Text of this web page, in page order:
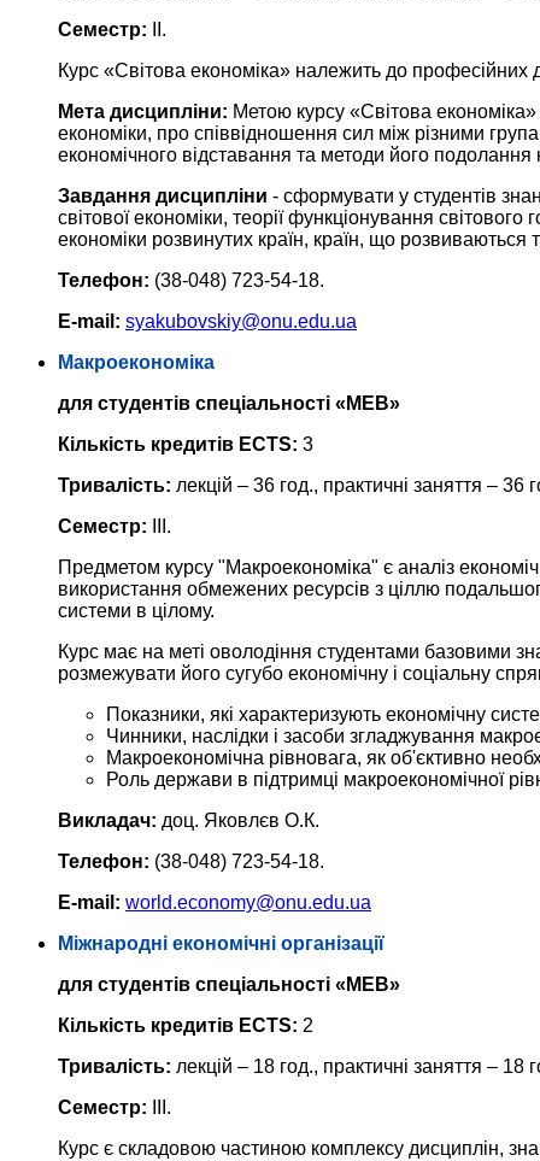
Семестр: II.
Курс «Світова економіка» належить до професійних
Мета дисципліни: Метою курсу «Світова економіка»
економіки, про співвідношення сил між різними
економічного відставання та методи його
Завдання дисципліни - сформувати у студентів
світової економіки, теорії функціонування
економіки розвинутих країн, країн, що
Телефон: (38-048) 723-54-18.
E-mail: syakubovskiy@onu.edu.ua
Макроекономіка
для студентів спеціальності «МЕВ»
Кількість кредитів ECTS: 3
Тривалість: лекцій – 36 год., практичні заняття – 36
Семестр: III.
Предметом курсу "Макроекономіка" є аналіз
використання обмежених ресурсів з ціллю
системи в цілому.
Курс має на меті оволодіння студентами базовими
розмежувати його сугубо економічну і соціальну
Показники, які характеризують економічну
Чинники, наслідки і засоби згладжування
Макроекономічна рівновага, як об'єктивно
Роль держави в підтримці макроекономічної
Викладач: доц. Яковлєв О.К.
Телефон: (38-048) 723-54-18.
E-mail: world.economy@onu.edu.ua
Міжнародні економічні організації
для студентів спеціальності «МЕВ»
Кількість кредитів ECTS: 2
Тривалість: лекцій – 18 год., практичні заняття – 18
Семестр: III.
Курс є складовою частиною комплексу дисциплін,